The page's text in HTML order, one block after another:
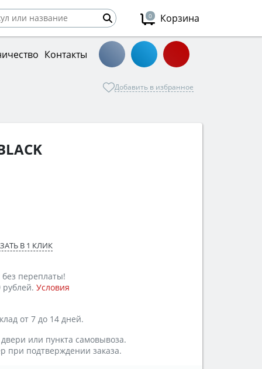
0 Корзина
Контакты
Добавить в избранное
В 1 КЛИК
переплаты!
Условия
от 7 до 14 дней.
или пункта самовывоза.
при подтверждении заказа.